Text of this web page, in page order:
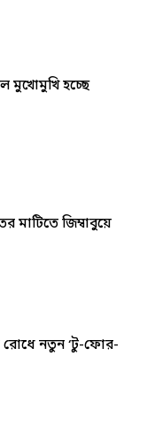
মুখোমুখি হচ্ছে
মাটিতে জিম্বাবুয়ে
রোধে নতুন ‘টু-ফোর-